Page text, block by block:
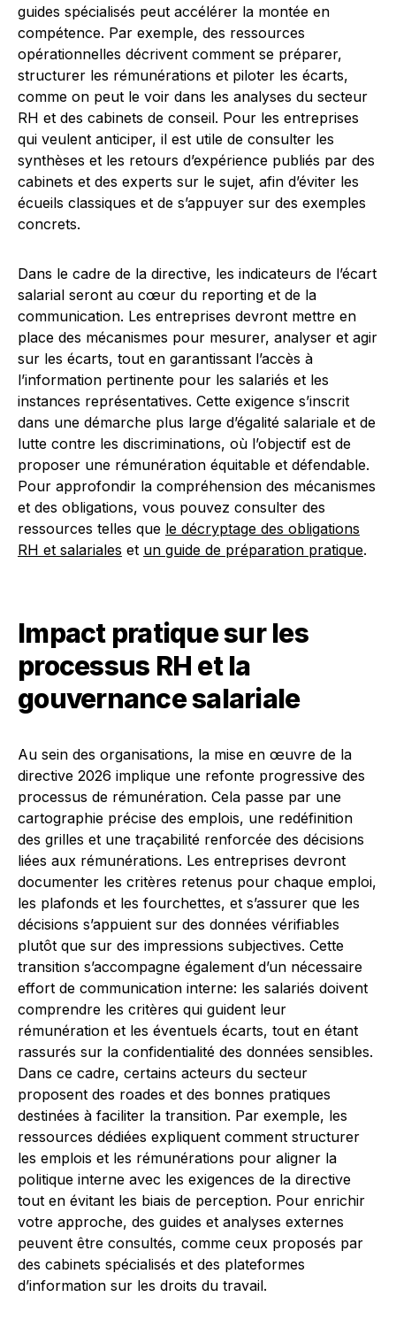
guides spécialisés peut accélérer la montée en
compétence. Par exemple, des ressources
opérationnelles décrivent comment se préparer,
structurer les rémunérations et piloter les écarts,
comme on peut le voir dans les analyses du secteur
RH et des cabinets de conseil. Pour les entreprises
qui veulent anticiper, il est utile de consulter les
synthèses et les retours d’expérience publiés par des
cabinets et des experts sur le sujet, afin d’éviter les
écueils classiques et de s’appuyer sur des exemples
concrets.
Dans le cadre de la directive, les indicateurs de l’écart
salarial seront au cœur du reporting et de la
communication. Les entreprises devront mettre en
place des mécanismes pour mesurer, analyser et agir
sur les écarts, tout en garantissant l’accès à
l’information pertinente pour les salariés et les
instances représentatives. Cette exigence s’inscrit
dans une démarche plus large d’égalité salariale et de
lutte contre les discriminations, où l’objectif est de
proposer une rémunération équitable et défendable.
Pour approfondir la compréhension des mécanismes
et des obligations, vous pouvez consulter des
ressources telles que le décryptage des obligations
RH et salariales et un guide de préparation pratique.
Impact pratique sur les
processus RH et la
gouvernance salariale
Au sein des organisations, la mise en œuvre de la
directive 2026 implique une refonte progressive des
processus de rémunération. Cela passe par une
cartographie précise des emplois, une redéfinition
des grilles et une traçabilité renforcée des décisions
liées aux rémunérations. Les entreprises devront
documenter les critères retenus pour chaque emploi,
les plafonds et les fourchettes, et s’assurer que les
décisions s’appuient sur des données vérifiables
plutôt que sur des impressions subjectives. Cette
transition s’accompagne également d’un nécessaire
effort de communication interne: les salariés doivent
comprendre les critères qui guident leur
rémunération et les éventuels écarts, tout en étant
rassurés sur la confidentialité des données sensibles.
Dans ce cadre, certains acteurs du secteur
proposent des roades et des bonnes pratiques
destinées à faciliter la transition. Par exemple, les
ressources dédiées expliquent comment structurer
les emplois et les rémunérations pour aligner la
politique interne avec les exigences de la directive
tout en évitant les biais de perception. Pour enrichir
votre approche, des guides et analyses externes
peuvent être consultés, comme ceux proposés par
des cabinets spécialisés et des plateformes
d’information sur les droits du travail.